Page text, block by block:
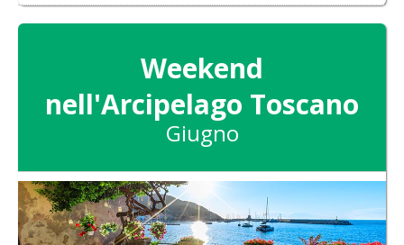
Weekend
nell'Arcipelago Toscano
Giugno